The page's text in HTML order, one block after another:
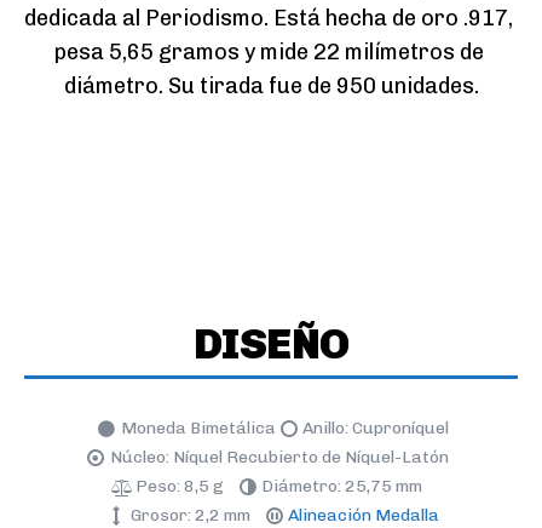
dedicada al Periodismo. Está hecha de oro .917,
pesa 5,65 gramos y mide 22 milímetros de
diámetro. Su tirada fue de 950 unidades.
DISEÑO
Moneda Bimetálica
Anillo: Cuproníquel
Núcleo: Níquel Recubierto de Níquel-Latón
Peso: 8,5 g
Diámetro: 25,75 mm
Grosor: 2,2 mm
Alineación Medalla